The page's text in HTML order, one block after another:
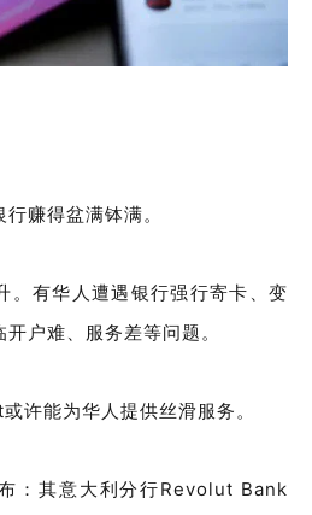
赚得盆满钵满。
。有华人遭遇银行强行寄卡、变
户难、服务差等问题。
许能为华人提供丝滑服务。
：其意大利分行Revolut Bank